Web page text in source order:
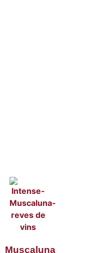
Muscaluna